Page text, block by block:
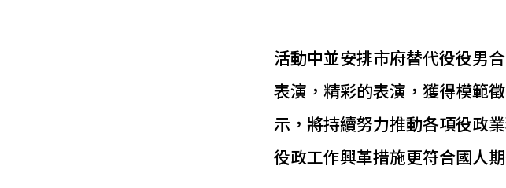
活動中並安排市府替代役役男
表演，精彩的表演，獲得模範
示，將持續努力推動各項役政
役政工作興革措施更符合國人